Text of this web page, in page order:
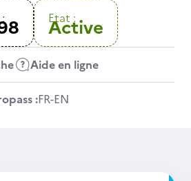
Etat :
Active
Aide en ligne
:FR-EN